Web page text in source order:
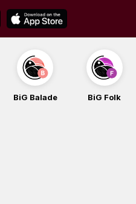
BiG Balade BiG Folk